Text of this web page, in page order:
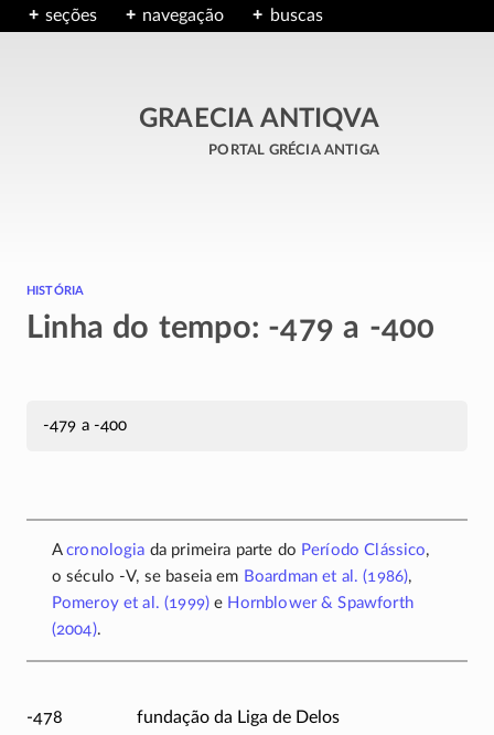
seções navegação buscas
GRAECIA ANTIQVA
portal grécia antiga
história
Linha do tempo: -479 a -400
-479 a -400
Acronologia da primeira parte do Período Clássico,
oséculo -V, se baseia em Boardman et al. (1986),
Pomeroy et al. (1999) e Hornblower & Spawforth
(2004).
-478
fundação da Liga de Delos